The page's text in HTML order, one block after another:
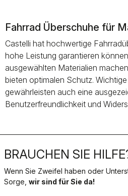
Fahrrad Überschuhe für
Castelli hat hochwertige
hohe Leistung garantieren
ausgewählten Materialien
bieten optimalen Schutz.
gewährleisten auch eine
Benutzerfreundlichkeit und
BRAUCHEN SIE
Wenn Sie Zweifel haben oder
Sorge, wir sind für Sie da!